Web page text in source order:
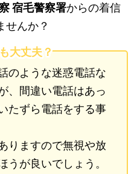
宿毛警察署からの着信
せんか？
大丈夫？
のような迷惑電話な
、間違い電話はあっ
たずら電話をする事
りますので無視や放
うが良いでしょう。